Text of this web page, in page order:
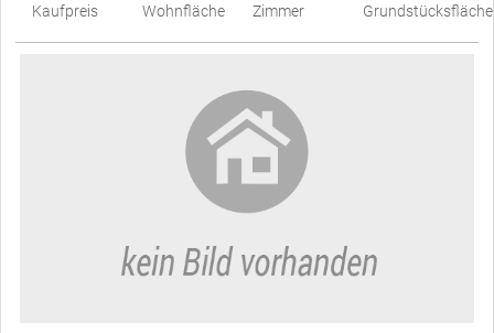
Kaufpreis
Wohnfläche
Zimmer
Grundstücksfläche